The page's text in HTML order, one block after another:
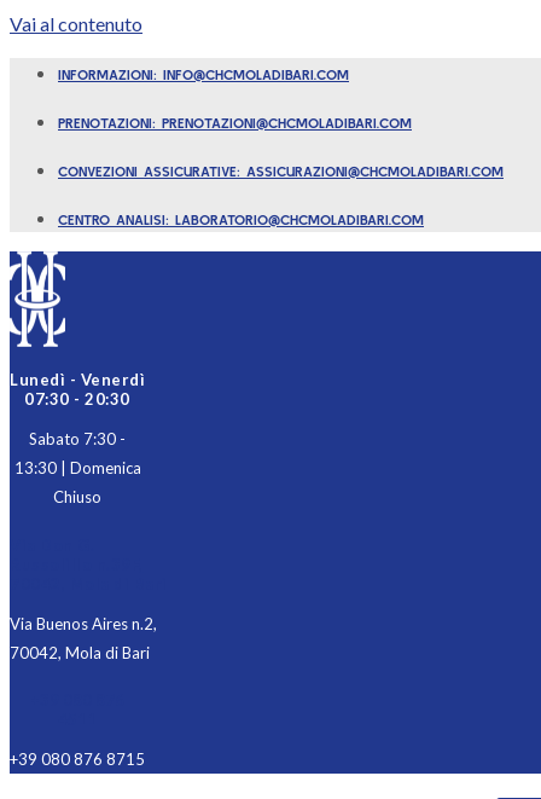
Vai al contenuto
INFORMAZIONI: INFO@CHCMOLADIBARI.COM
PRENOTAZIONI: PRENOTAZIONI@CHCMOLADIBARI.COM
CONVEZIONI ASSICURATIVE: ASSICURAZIONI@CHCMOLADIBARI.COM
CENTRO ANALISI: LABORATORIO@CHCMOLADIBARI.COM
Lunedì - Venerdì
07:30 - 20:30
Sabato 7:30 -
13:30 | Domenica
Chiuso
Via Buenos Aires n.2,
70042, Mola di Bari
+39 080 876 8715